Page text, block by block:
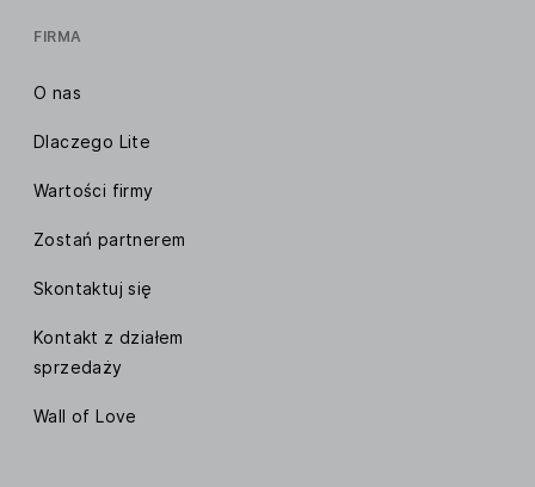
FIRMA
O nas
Dlaczego Lite
Wartości firmy
Zostań partnerem
Skontaktuj się
Kontakt z działem
sprzedaży
Wall of Love